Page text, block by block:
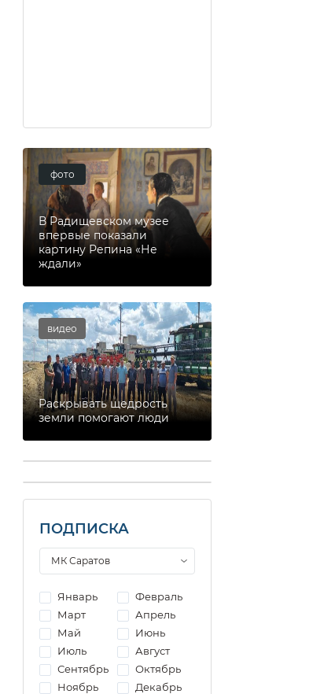
фото
В Радищевском музее
впервые показали
картину Репина «Не
ждали»
видео
Раскрывать щедрость
земли помогают люди
ПОДПИСКА
Январь
Февраль
Март
Апрель
Май
Июнь
Июль
Август
Сентябрь
Октябрь
Ноябрь
Декабрь